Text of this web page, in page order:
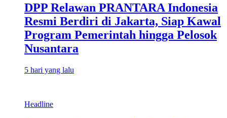
DPP Relawan PRANTARA Indonesia
Resmi Berdiri di Jakarta, Siap Kawal
Program Pemerintah hingga Pelosok
Nusantara
5 hari yang lalu
Headline